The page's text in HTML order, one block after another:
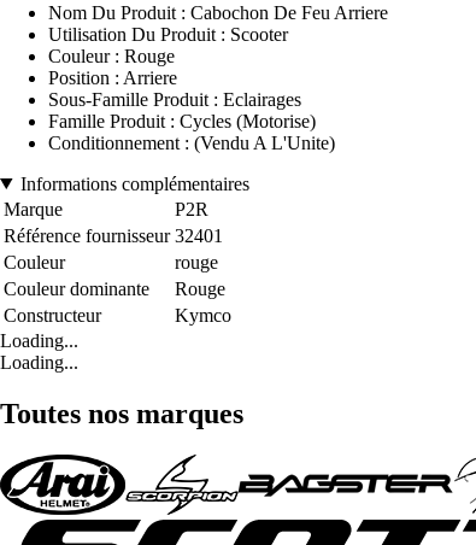
Nom Du Produit : Cabochon De Feu Arriere
Utilisation Du Produit : Scooter
Couleur : Rouge
Position : Arriere
Sous-Famille Produit : Eclairages
Famille Produit : Cycles (Motorise)
Conditionnement : (Vendu A L'Unite)
Informations complémentaires
Marque
P2R
Référence fournisseur 32401
Couleur
rouge
Couleur dominante
Rouge
Constructeur
Kymco
Loading...
Loading...
Toutes nos marques